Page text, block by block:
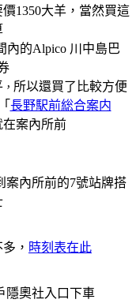
1350大羊，當然買這
內的Alpico 川中島巴
， 所以還買了比較方便
長野駅前総合案内
在案內所前
案內所前的7號站牌搭
， 時刻表在此
隱奧社入口下車